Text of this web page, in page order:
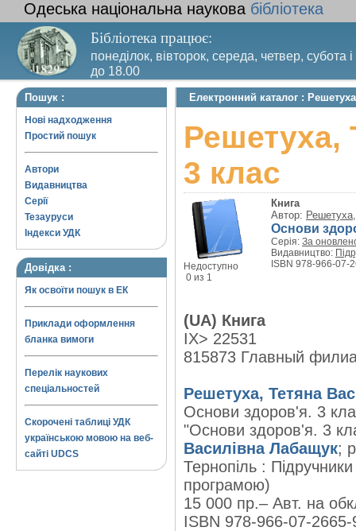
Одеська національна наукова бібліотека
Бібліотека працює:
понеділок, вівторок, середа, четвер, субота
до 18.00
Вихідний день – п’ятниця. Останній четвер
Пошук :
Нові надходження
Простий пошук
Автори
Видавництва
Серії
Тезауруси
Індекси УДК
Довідка :
Як освоїти пошук в ЕК
Приклади оформлення
бланка вимоги
Перелік наукових
спеціальностей
Скорочені таблиці УДК
українською мовою на веб-
сайті UDCS
Електронний каталог :
Решетуха,
3 клас
Недоступно
0 из 1
Книга
Автор:
Основи
Серія: За
Видавництво:
ISBN 978-966-07-
(UA) Книга
IX> 22531
815873 Главный
Решетуха, Тетяна
Основи здоров'я. 3
"Основи здоров'я. 3
Василівна Лабащук;
Тернопіль :
програмою)
15 000 пр.– Авт. на
ISBN 978-966-07-